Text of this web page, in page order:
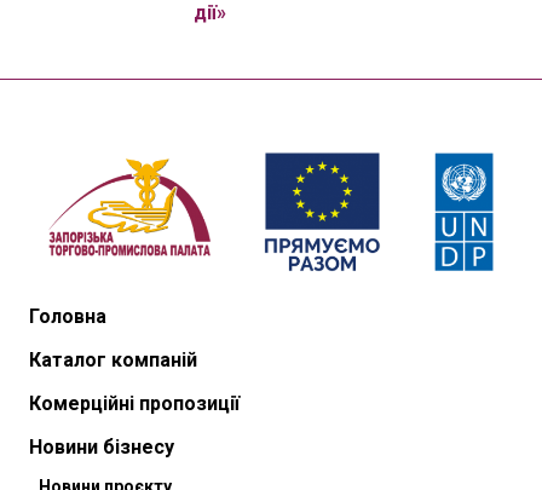
дії»
Головна
Каталог компаній
Комерційні пропозиції
Новини бізнесу